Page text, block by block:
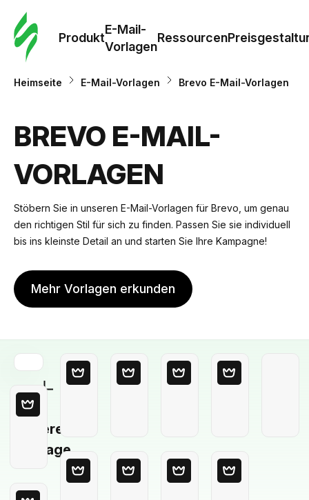
Produkt
E-Mail-
Vorlagen
Ressourcen
Heimseite E-Mail-Vorlagen Brevo E-Mail-Vorlagen
BREVO E-MAIL-
VORLAGEN
Stöbern Sie in unseren E-Mail-Vorlagen für Brevo, um genau
den richtigen Stil für sich zu finden. Passen Sie sie individuell
bis ins kleinste Detail an und starten Sie Ihre Kampagne!
Mehr Vorlagen erkunden
Leere
Vorlage